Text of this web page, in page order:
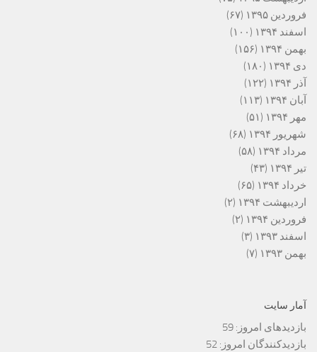
فروردین ۱۳۹۵
(۶۷)
اسفند ۱۳۹۴
(۱۰۰)
بهمن ۱۳۹۴
(۱۵۶)
دی ۱۳۹۴
(۱۸۰)
آذر ۱۳۹۴
(۱۲۲)
آبان ۱۳۹۴
(۱۱۳)
مهر ۱۳۹۴
(۵۱)
شهریور ۱۳۹۴
(۶۸)
مرداد ۱۳۹۴
(۵۸)
تیر ۱۳۹۴
(۴۳)
خرداد ۱۳۹۴
(۶۵)
اردیبهشت ۱۳۹۴
(۲)
فروردین ۱۳۹۴
(۲)
اسفند ۱۳۹۳
(۳)
بهمن ۱۳۹۳
(۷)
آمار سایت
بازدیدهای امروز: 59
بازدیدکنندگان امروز: 52